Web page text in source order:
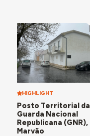
HIGHLIGHT
Posto Territorial da
Guarda Nacional
Republicana (GNR),
Marvão